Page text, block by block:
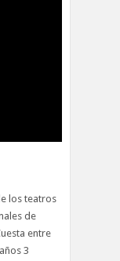
los teatros
de
entre
3